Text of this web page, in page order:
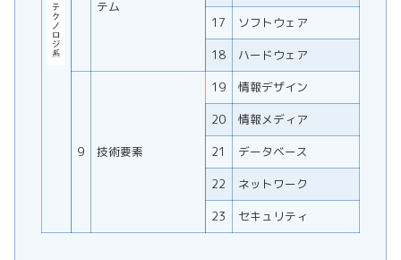
テム
17
ソフトウェア
18
ハードウェア
9 技術要素
19
情報デザイン
20
情報メディア
21
データベース
22
ネットワーク
23
セキュリティ